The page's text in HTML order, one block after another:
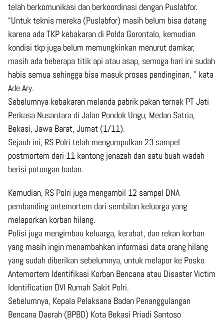
telah berkomunikasi dan berkoordinasi dengan Puslabfor.
“Untuk teknis mereka (Puslabfor) masih belum bisa datang
karena ada TKP kebakaran di Polda Gorontalo, kemudian
kondisi tkp juga belum memungkinkan menurut damkar,
masih ada beberapa titik api atau asap, semoga hari ini sudah
habis semua sehingga bisa masuk proses pendinginan, ” kata
Ade Ary.
Sebelumnya kebakaran melanda pabrik pakan ternak PT Jati
Perkasa Nusantara di Jalan Pondok Ungu, Medan Satria,
Bekasi, Jawa Barat, Jumat (1/11).
Sejauh ini, RS Polri telah mengumpulkan 23 sampel
postmortem dari 11 kantong jenazah dan satu buah wadah
berisi potongan badan.
Kemudian, RS Polri juga mengambil 12 sampel DNA
pembanding antemortem dari sembilan keluarga yang
melaporkan korban hilang.
Polisi juga mengimbau keluarga, kerabat, dan rekan korban
yang masih ingin menambahkan informasi data orang hilang
yang sudah diberikan sebelumnya, untuk melapor ke Posko
Antemortem Identifikasi Korban Bencana atau Disaster Victim
Identification ​​​DVI Rumah Sakit Polri.
Sebelumnya, Kepala Pelaksana Badan Penanggulangan
Bencana Daerah (BPBD) Kota Bekasi Priadi Santoso